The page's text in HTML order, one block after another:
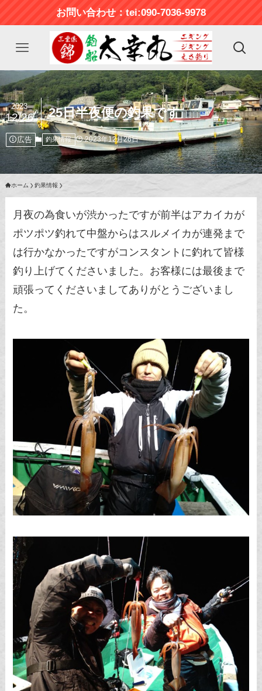
お問い合わせ：tei:090-7036-9978
25日半夜便の釣果です
2023
12/26
広告 釣果情報 2023年12月26日
ホーム 釣果情報
月夜の為食いが渋かったですが前半はアカイカが
ポツポツ釣れて中盤からはスルメイカが連発まで
は行かなかったですがコンスタントに釣れて皆様
釣り上げてくださいました。お客様には最後まで
頑張ってくださいましてありがとうございまし
た。